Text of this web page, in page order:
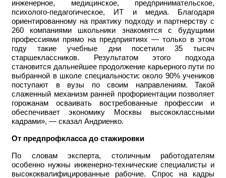
инженерное, медицинское, предпринимательское,
психолого-педагогическое, ИТ и медиа. Благодаря
ориентированному на практику подходу и партнерству с
260 компаниями школьники знакомятся с будущими
профессиями прямо на предприятиях — только в этом
году такие учебные дни посетили 35 тысяч
старшеклассников. Результатом этого подхода
становится дальнейшее продолжение карьерного пути по
выбранной в школе специальности: около 90% учеников
поступают в вузы по своим направлениям. Такой
слаженный механизм ранней профориентации позволяет
горожанам осваивать востребованные профессии и
обеспечивает экономику Москвы высококлассными
кадрами», — сказал Андриенко.
От предпрофкласса до стажировки
По словам эксперта, столичным работодателям
особенно нужны инженерно-технические специалисты и
высококвалифицированные рабочие. Спрос на кадры